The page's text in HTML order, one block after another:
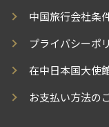
中国旅行会社条
プライバシーポ
在中日本国大使
お支払い方法の